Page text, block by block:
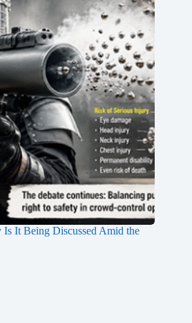
It Being Discussed Amid the